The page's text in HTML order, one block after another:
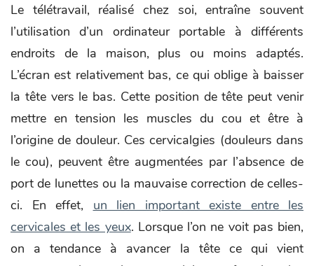
Le télétravail, réalisé chez soi, entraîne souvent
l’utilisation d’un ordinateur portable à différents
endroits de la maison, plus ou moins adaptés.
L’écran est relativement bas, ce qui oblige à baisser
la tête vers le bas. Cette position de tête peut venir
mettre en tension les muscles du cou et être à
l’origine de douleur. Ces cervicalgies (douleurs dans
le cou), peuvent être augmentées par l’absence de
port de lunettes ou la mauvaise correction de celles-
ci. En effet, un lien important existe entre les
cervicales et les yeux. Lorsque l’on ne voit pas bien,
on a tendance à avancer la tête ce qui vient